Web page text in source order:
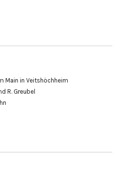
Main in Veitshöchheim
R. Greubel